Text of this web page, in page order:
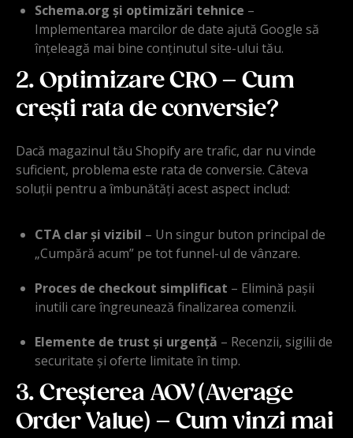
Schema.org și optimizări tehnice –
Implementarea marcilor de date ajută Google să
înțeleagă mai bine conținutul site-ului tău.
2. Optimizare CRO – Cum
crești rata de conversie?
Dacă magazinul tău Shopify are trafic, dar nu vinde
suficient, problema este rata de conversie. Câteva
soluții pentru a îmbunătăți acest aspect includ:
CTA clar și vizibil – Un singur buton principal de
„Cumpără acum” pe tot funnel-ul de vânzare.
Proces de checkout simplificat – Elimină pașii
inutili care îngreunează finalizarea comenzii.
Elemente de trust și urgență – Recenzii, sigilii de
securitate și oferte limitate în timp.
3. Creșterea AOV (Average
Order Value) – Cum vinzi mai